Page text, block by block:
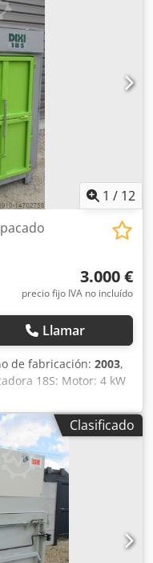
Número de atados: 4
400 V / 50 Hz
de la instalación:
menos de 80
También dispongo de
2009-2011, precio
PP 1208 año
año 2018, precio
1 / 12
3.000 €
precio fijo IVA no incluído
Llamar
de fabricación: 2003,
18S: Motor: 4 kW
de prensado:
de prensado: 12
de llenado ancho x
desde el suelo: 98
aprox. 110 x 70 x
180 kg Dimensiones
Peso: 850 kg Año de
Año de fabricación
2010-2013
2018 cuesta 5000
Clasificado